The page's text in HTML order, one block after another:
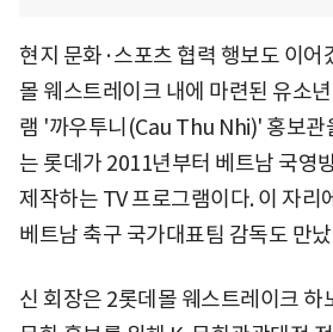
현지 문화·스포츠 협력 행보도 이어
몰 웨스트레이크 내에 마련된 유소
램 '까우투니(Cau Thu Nhi)' 홍보관
는 롯데가 2011년부터 베트남 국영
제작하는 TV 프로그램이다. 이 자리
베트남 축구 국가대표팀 감독도 만
신 회장은 2롯데몰 웨스트레이크 하